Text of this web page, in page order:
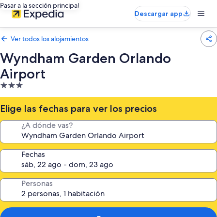
Pasar a la sección principal
Descargar app
Ver todos los alojamientos
Wyndham Garden Orlando
Airport
Alojamiento
de
3.0 estrellas
Elige las fechas para ver los precios
¿A dónde vas?
Fechas
Personas